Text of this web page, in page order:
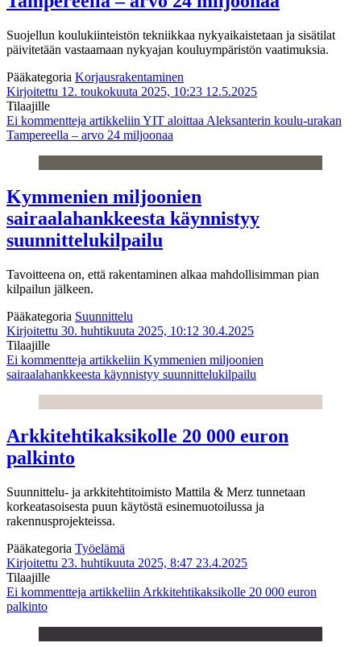
Suojellun koulukiinteistön tekniikkaa nykyaikaistetaan ja sisätilat
päivitetään vastaamaan nykyajan kouluympäristön vaatimuksia.
Pääkategoria Korjausrakentaminen
Kirjoitettu 12. toukokuuta 2025, 10:23 12.5.2025
Tilaajille
Ei kommentteja artikkeliin YIT aloittaa Aleksanterin koulu-urakan
Tampereella – arvo 24 miljoonaa
Kymmenien miljoonien
sairaalahankkeesta käynnistyy
suunnittelukilpailu
Tavoitteena on, että rakentaminen alkaa mahdollisimman pian
kilpailun jälkeen.
Pääkategoria Suunnittelu
Kirjoitettu 30. huhtikuuta 2025, 10:12 30.4.2025
Tilaajille
Ei kommentteja artikkeliin Kymmenien miljoonien
sairaalahankkeesta käynnistyy suunnittelukilpailu
Arkkitehtikaksikolle 20 000 euron
palkinto
Suunnittelu- ja arkkitehtitoimisto Mattila & Merz tunnetaan
korkeatasoisesta puun käytöstä esinemuotoilussa ja
rakennusprojekteissa.
Pääkategoria Työelämä
Kirjoitettu 23. huhtikuuta 2025, 8:47 23.4.2025
Tilaajille
Ei kommentteja artikkeliin Arkkitehtikaksikolle 20 000 euron
palkinto